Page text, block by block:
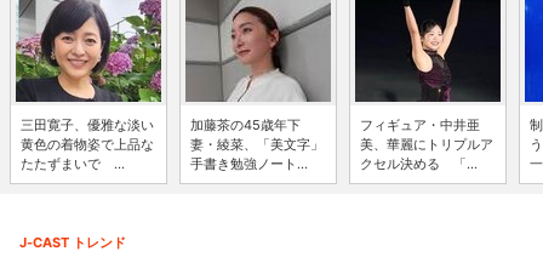
三田寛子、優雅な淡い
黄色の着物姿で上品な
たたずまいで ...
加藤茶の45歳年下
妻・綾菜、「美文字」
手書き勉強ノート...
フィギュア・中井亜
美、華麗にトリプルア
クセル決める 「...
J-CAST トレンド